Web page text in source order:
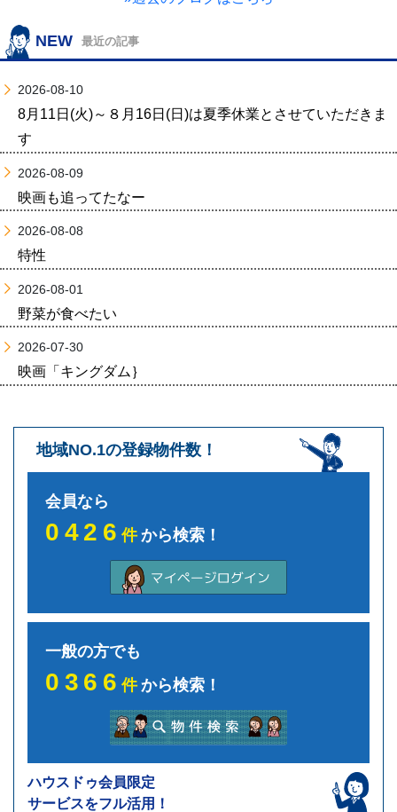
NEW 最近の記事
2026-08-10
8月11日(火)～８月16日(日)は夏季休業とさせていただきま
す
2026-08-09
映画も追ってたなー
2026-08-08
特性
2026-08-01
野菜が食べたい
2026-07-30
映画「キングダム｝
地域NO.1の登録物件数！
会員なら
0426件から検索！
一般の方でも
0366件から検索！
ハウスドゥ会員限定
サービスをフル活用！